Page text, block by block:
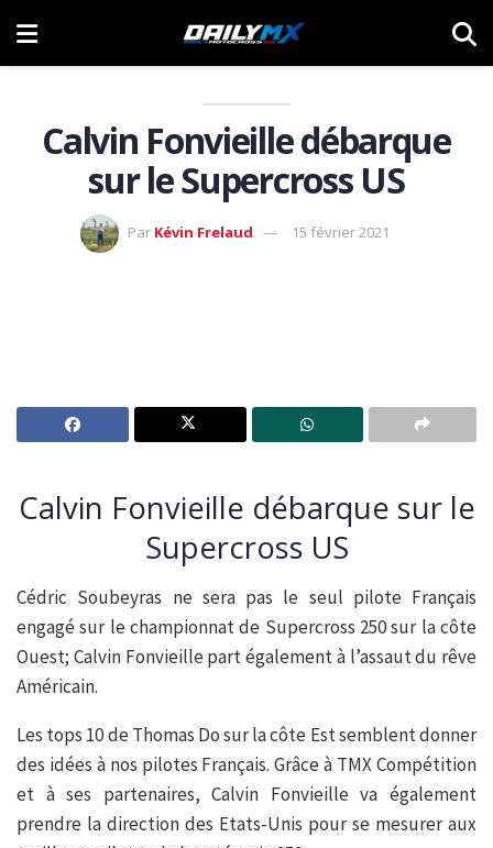
Calvin Fonvieille débarque
sur le Supercross US
Par Kévin Frelaud 15 février 2021
Calvin Fonvieille débarque sur le
Supercross US
Cédric Soubeyras ne sera pas le seul pilote Français
engagé sur le championnat de Supercross 250 sur la côte
Ouest; Calvin Fonvieille part également à l’assaut du rêve
Américain.
Les tops 10 de Thomas Do sur la côte Est semblent donner
des idées à nos pilotes Français. Grâce à TMX Compétition
et à ses partenaires, Calvin Fonvieille va également
prendre la direction des Etats-Unis pour se mesurer aux